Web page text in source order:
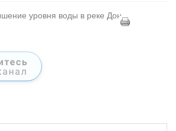
уровня воды в реке Дон